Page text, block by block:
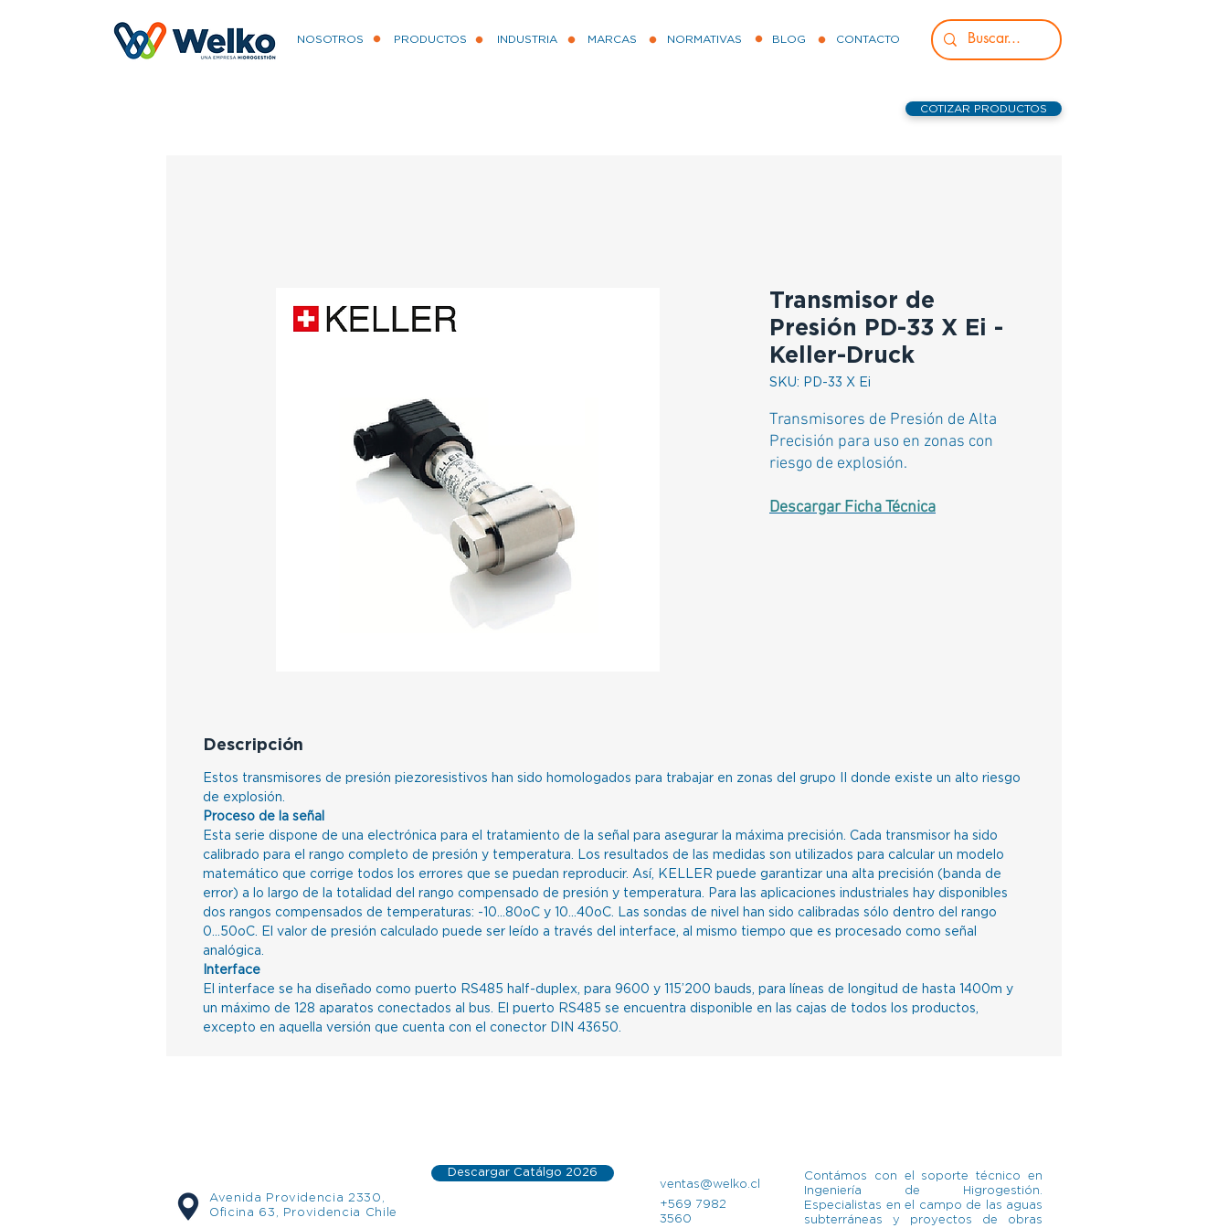
NOSOTROS PRODUCTOS INDUSTRIA MARCAS NORMATIVAS BLOG CONTACTO
COTIZAR PRODUCTOS
Transmisor de
Presión PD-33 X Ei -
Keller-Druck
SKU: PD-33 X Ei
Transmisores de Presión de Alta
Precisión para uso en zonas con
riesgo de explosión.
Descargar Ficha Técnica
Descripción
Estos transmisores de presión piezoresistivos han sido homologados para trabajar en zonas del grupo II donde existe un alto riesgo
de explosión.
Proceso de la señal
Esta serie dispone de una electrónica para el tratamiento de la señal para asegurar la máxima precisión. Cada transmisor ha sido
calibrado para el rango completo de presión y temperatura. Los resultados de las medidas son utilizados para calcular un modelo
matemático que corrige todos los errores que se puedan reproducir. Así, KELLER puede garantizar una alta precisión (banda de
error) a lo largo de la totalidad del rango compensado de presión y temperatura. Para las aplicaciones industriales hay disponibles
dos rangos compensados de temperaturas: -10...80oC y 10...40oC. Las sondas de nivel han sido calibradas sólo dentro del rango
0...50oC. El valor de presión calculado puede ser leído a través del interface, al mismo tiempo que es procesado como señal
analógica.
Interface
El interface se ha diseñado como puerto RS485 half-duplex, para 9600 y 115’200 bauds, para líneas de longitud de hasta 1400m y
un máximo de 128 aparatos conectados al bus. El puerto RS485 se encuentra disponible en las cajas de todos los productos,
excepto en aquella versión que cuenta con el conector DIN 43650.
Avenida Providencia 2330,
Oficina 63, Providencia Chile
Descargar Catálgo 2026
ventas@welko.cl
+569 7982
3560
Contámos con el soporte técnico en
Ingeniería de Higrogestión.
Especialistas en el campo de las aguas
subterráneas y proyectos de obras